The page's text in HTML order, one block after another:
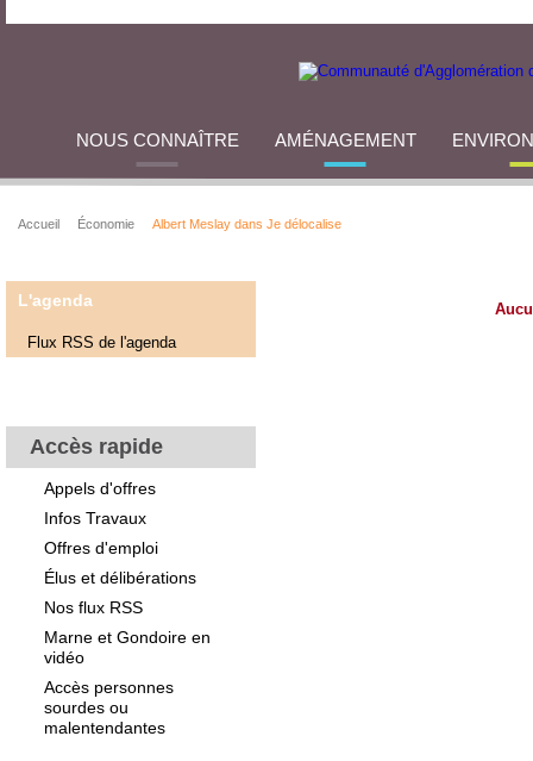
NOUS CONNAÎTRE AMÉNAGEMENT
Accueil Économie Albert Meslay dans Je délocalise
L'agenda
Flux RSS de l'agenda
Accès rapide
Appels d'offres
Infos Travaux
Offres d'emploi
Élus et délibérations
Nos flux RSS
Marne et Gondoire en
vidéo
Accès personnes
sourdes ou
malentendantes